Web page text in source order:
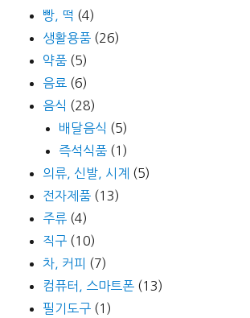
빵, 떡 (4)
생활용품 (26)
약품 (5)
음료 (6)
음식 (28)
배달음식 (5)
즉석식품 (1)
의류, 신발, 시계 (5)
전자제품 (13)
주류 (4)
직구 (10)
차, 커피 (7)
컴퓨터, 스마트폰 (13)
필기도구 (1)